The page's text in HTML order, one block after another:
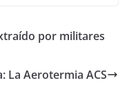
por militares
La Aerotermia ACS